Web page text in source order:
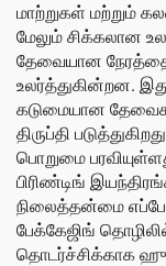
மாற்றுகள் மற்றும்
மேலும் சிக்கலான
தேவையான நேரத்தை
உலர்த்துகின்றன.
கடுமையான
திருப்தி
பொறுமை
பிரிண்டிங்
நிலைத்தன்மை
பேக்கேஜிங்
தொடர்ச்சிக்காக